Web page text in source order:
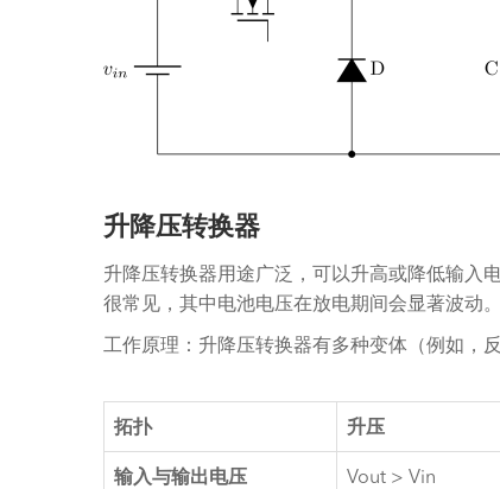
升降压转换器
升降压转换器用途广泛，可以升高或降低输入
很常见，其中电池电压在放电期间会显著波动。
工作原理：升降压转换器有多种变体（例如，
拓扑 升压
输入与输出电压 Vout > Vin